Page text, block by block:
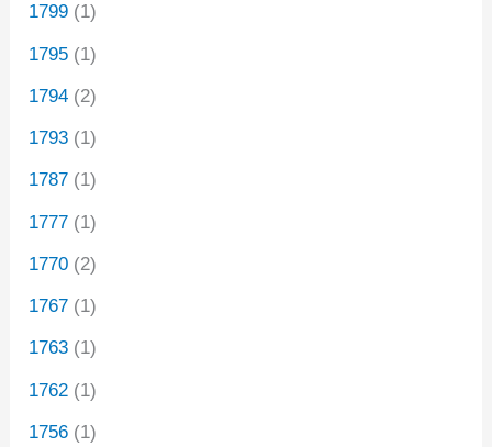
1799 (1)
1795 (1)
1794 (2)
1793 (1)
1787 (1)
1777 (1)
1770 (2)
1767 (1)
1763 (1)
1762 (1)
1756 (1)